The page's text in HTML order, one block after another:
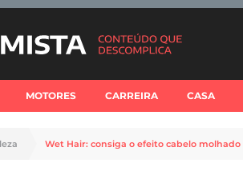
MOTORES CARREIRA CASA
Wet Hair: consiga o efeito cabelo molhado